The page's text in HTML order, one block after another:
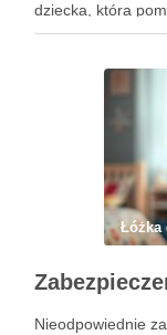
dziecka, która
relaksowi i
Łóżka
Nieodpowiednie